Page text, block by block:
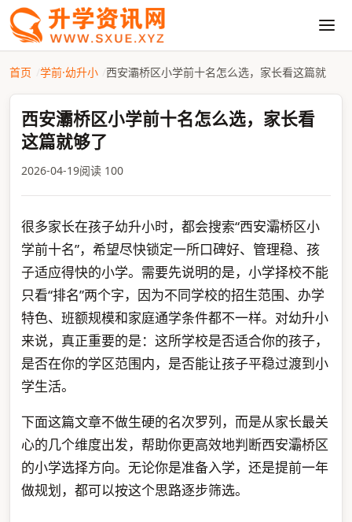
首页 学前·幼升小 西安灞桥区小学前十名怎么选，家长看这篇就
西安灞桥区小学前十名怎么选，家长看
这篇就够了
2026-04-19阅读 100
很多家长在孩子幼升小时，都会搜索“西安灞桥区小
学前十名”，希望尽快锁定一所口碑好、管理稳、孩
子适应得快的小学。需要先说明的是，小学择校不能
只看“排名”两个字，因为不同学校的招生范围、办学
特色、班额规模和家庭通学条件都不一样。对幼升小
来说，真正重要的是：这所学校是否适合你的孩子，
是否在你的学区范围内，是否能让孩子平稳过渡到小
学生活。
下面这篇文章不做生硬的名次罗列，而是从家长最关
心的几个维度出发，帮助你更高效地判断西安灞桥区
的小学选择方向。无论你是准备入学，还是提前一年
做规划，都可以按这个思路逐步筛选。